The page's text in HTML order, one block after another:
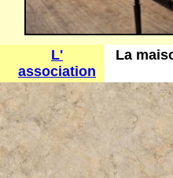
L'
association
La